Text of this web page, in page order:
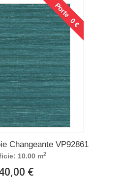
Porte 0 €
Changeante VP92861
10.00 m2
€